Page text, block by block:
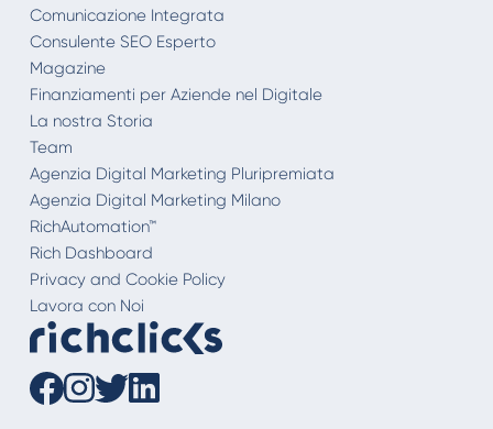
Comunicazione Integrata
Consulente SEO Esperto
Magazine
Finanziamenti per Aziende nel Digitale
La nostra Storia
Team
Agenzia Digital Marketing Pluripremiata
Agenzia Digital Marketing Milano
RichAutomation™
Rich Dashboard
Privacy and Cookie Policy
Lavora con Noi